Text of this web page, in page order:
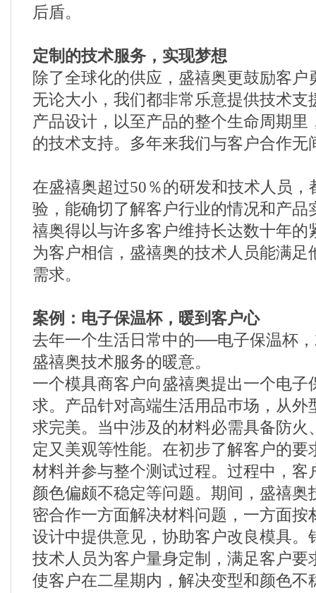
后盾。
定制的技术服务，实现梦想
除了全球化的供应，盛禧奥更鼓励客户
无论大小，我们都非常乐意提供技术支
产品设计，以至产品的整个生命周期里
的技术支持。多年来我们与客户合作无
在盛禧奥超过50％的研发和技术人员，
验，能确切了解客户行业的情况和产品
禧奥得以与许多客户维持长达数十年的
为客户相信，盛禧奥的技术人员能满足
需求。
案例：电子保温杯，暖到客户心
去年一个生活日常中的──电子保温杯
盛禧奥技术服务的暖意。
一个模具商客户向盛禧奥提出一个电子
求。产品针对高端生活用品巿场，从外
求完美。当中涉及的材料必需具备防火
定又美观等性能。在初步了解客户的要
材料并参与整个测试过程。过程中，客
颜色偏颇不稳定等问题。期间，盛禧奥
密合作一方面解决材料问题，一方面按
设计中提供意见，协助客户改良模具。
技术人员为客户量身定制，满足客户要
使客户在二星期内，解决变型和颜色不